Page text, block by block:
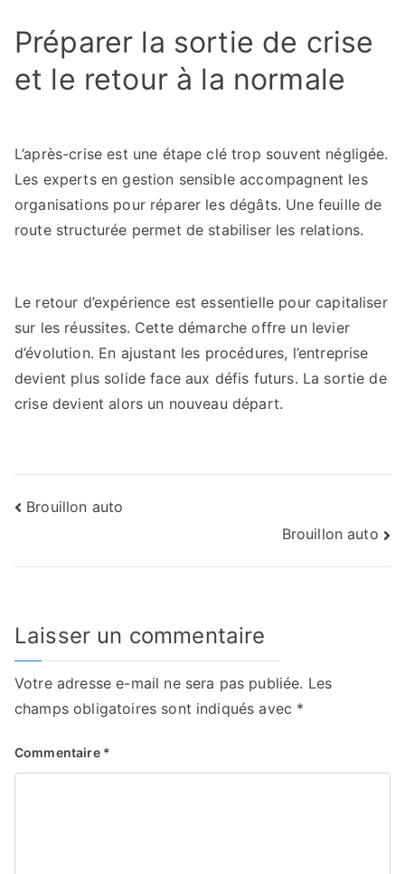
Préparer la sortie de crise
et le retour à la normale
L’après-crise est une étape clé trop souvent négligée.
Les experts en gestion sensible accompagnent les
organisations pour réparer les dégâts. Une feuille de
route structurée permet de stabiliser les relations.
Le retour d’expérience est essentielle pour capitaliser
sur les réussites. Cette démarche offre un levier
d’évolution. En ajustant les procédures, l’entreprise
devient plus solide face aux défis futurs. La sortie de
crise devient alors un nouveau départ.
Navigation
Brouillon auto
Brouillon auto
Laisser un commentaire
Votre adresse e-mail ne sera pas publiée. Les
champs obligatoires sont indiqués avec *
Commentaire *